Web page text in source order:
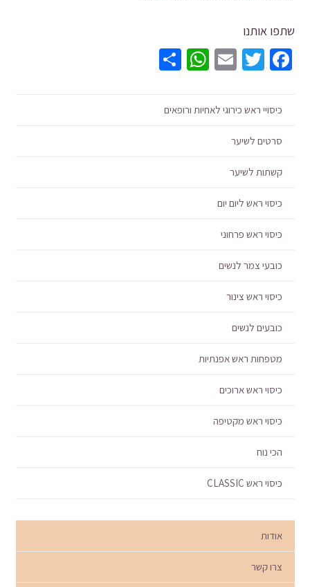
שתפו אותנו
Facebook
Twitter
Email
WhatsApp
כיסויי ראש כירוגי לאחיות ורופאים
סרטים לשיער
קשתות לשיער
כיסוי ראש ליום יום
כיסוי ראש פרחוני
כובעי צמר לנשים
כיסוי ראש צינור
כובעים לנשים
מטפחות ראש אפנתיות
כיסוי ראש ארוכים
כיסוי ראש מקטיפה
הכי נוח
כיסוי ראש CLASSIC
אודות
צרו קשר